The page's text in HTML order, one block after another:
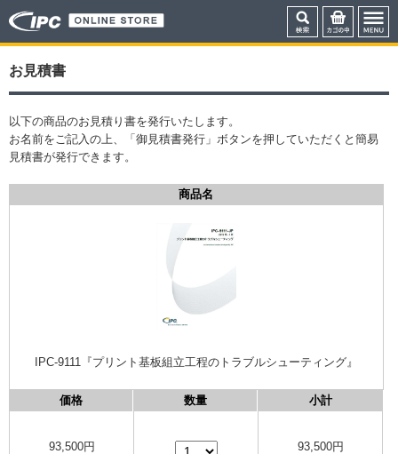
お見積書
以下の商品のお見積り書を発行いたします。
お名前をご記入の上、「御見積書発行」ボタンを押していただくと簡易
見積書が発行できます。
商品名
IPC-9111『プリント基板組立工程のトラブルシューティング』
価格
93,500円
数量 小計
93,500円